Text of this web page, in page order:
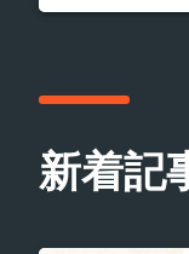
新着記